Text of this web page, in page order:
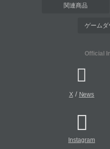
関連商品
ゲームダ
Official
X/ News
Instagram